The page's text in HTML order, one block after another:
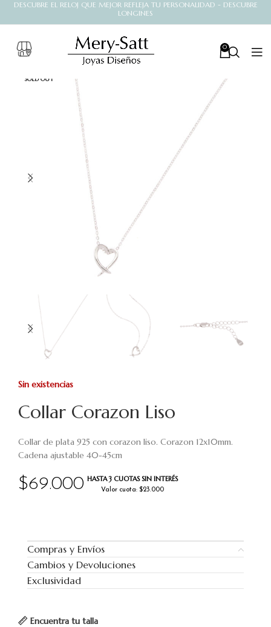
DESCUBRE EL RELOJ QUE MEJOR REFLEJA TU PERSONALIDAD - DESCUBRE
LONGINES
0
SOLD OUT
Collar Corazon Liso
$69.000 HASTA 3 CUOTAS SIN INTERÉS
Valor cuota: $23.000
Collar de plata 925 con corazon liso. Corazon 12x10mm.
Cadena ajustable 40-45cm
Sin existencias
Encuentra tu talla
Compras y Envíos
Cambios y Devoluciones
Exclusividad